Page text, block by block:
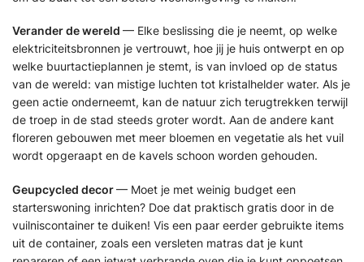
Verander de wereld — Elke beslissing die je neemt, op welke
elektriciteitsbronnen je vertrouwt, hoe jij je huis ontwerpt en op
welke buurtactieplannen je stemt, is van invloed op de status
van de wereld: van mistige luchten tot kristalhelder water. Als je
geen actie onderneemt, kan de natuur zich terugtrekken terwijl
de troep in de stad steeds groter wordt. Aan de andere kant
floreren gebouwen met meer bloemen en vegetatie als het vuil
wordt opgeraapt en de kavels schoon worden gehouden.
Geupcycled decor— Moet je met weinig budget een
starterswoning inrichten? Doe dat praktisch gratis door in de
vuilniscontainer te duiken! Vis een paar eerder gebruikte items
uit de container, zoals een versleten matras dat je kunt